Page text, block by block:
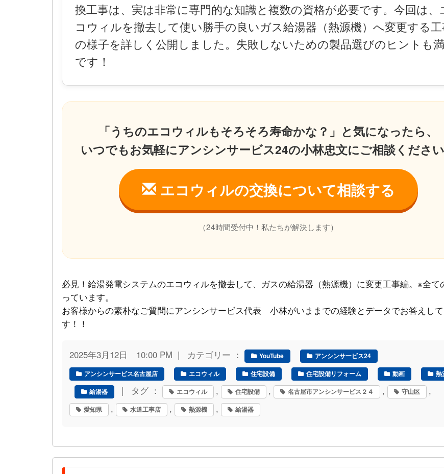
換工事は、実は非常に専門的な知識と複数の資格が必要です。今回は、
コウィルを撤去して使い勝手の良いガス給湯器（熱源機）へ変更する
の様子を詳しく公開しました。失敗しないための製品選びのヒントも
です！
「うちのエコウィルもそろそろ寿命かな？」と気になったら、
いつでもお気軽にアンシンサービス24の小林忠文にご相談ください
エコウィルの交換について相談する
（24時間受付中！私たちが解決します）
必見！給湯発電システムのエコウィルを撤去して、ガスの給湯器（熱源機）に変更工事編。※全て
っています。
お客様からの素朴なご質問にアンシンサービス代表 小林がいままでの経験とデータでお答えして
す！！
2025年3月12日 10:00 PM | カテゴリー ： YouTube
アンシンサービス24
アンシンサービス名古屋店
エコウィル 住宅設備 住宅設備リフォーム 動画
熱
給湯器
| タグ ： エコウィル , 住宅設備 , 名古屋市アンシンサービス２４ , 守山区 ,
愛知県 , 水道工事店 , 熱源機 , 給湯器